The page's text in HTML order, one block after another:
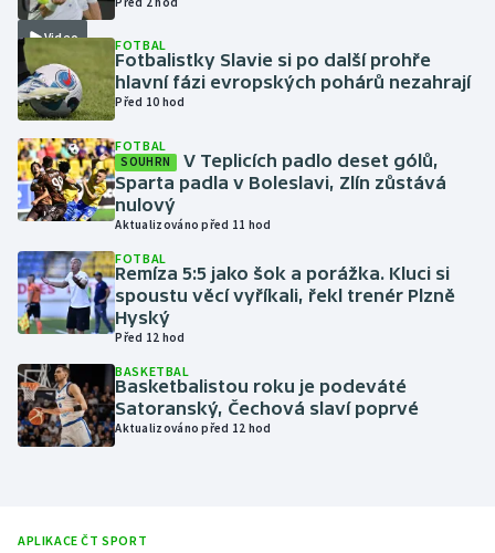
Judo
Krasobruslení
Lyže a snowboard
Motorsport
Olympijské hry
Parasport
Plavání
Video FOTBAL
Fotbalistky Slavie si po další prohře
hlavní fázi evropských pohárů nezahrají
Před 10 hod
FOTBAL
SOUHRN
V Teplicích padlo deset gólů,
Sparta padla v Boleslavi, Zlín zůstává
nulový
Aktualizováno před 11 hod
FOTBAL
Remíza 5:5 jako šok a porážka. Kluci si
spoustu věcí vyříkali, řekl trenér Plzně
Hyský
Před 12 hod
BASKETBAL
Basketbalistou roku je podeváté
Satoranský, Čechová slaví poprvé
Aktualizováno před 12 hod
APLIKACE ČT SPORT